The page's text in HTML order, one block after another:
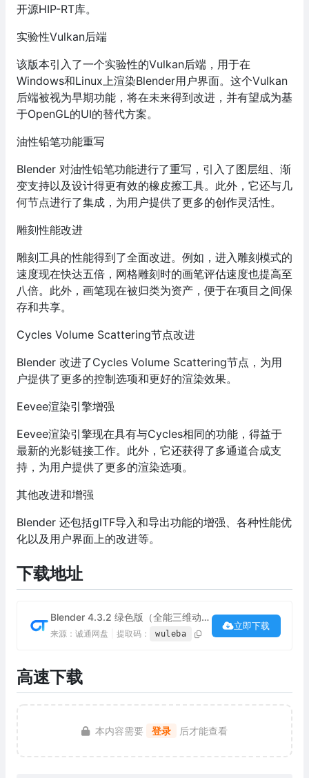
开源HIP-RT库。
实验性Vulkan后端
该版本引入了一个实验性的Vulkan后端，用于在
Windows和Linux上渲染Blender用户界面。这个Vulkan
后端被视为早期功能，将在未来得到改进，并有望成为基
于OpenGL的UI的替代方案。
油性铅笔功能重写
Blender 对油性铅笔功能进行了重写，引入了图层组、渐
变支持以及设计得更有效的橡皮擦工具。此外，它还与几
何节点进行了集成，为用户提供了更多的创作灵活性。
雕刻性能改进
雕刻工具的性能得到了全面改进。例如，进入雕刻模式的
速度现在快达五倍，网格雕刻时的画笔评估速度也提高至
八倍。此外，画笔现在被归类为资产，便于在项目之间保
存和共享。
Cycles Volume Scattering节点改进
Blender 改进了Cycles Volume Scattering节点，为用
户提供了更多的控制选项和更好的渲染效果。
Eevee渲染引擎增强
Eevee渲染引擎现在具有与Cycles相同的功能，得益于
最新的光影链接工作。此外，它还获得了多通道合成支
持，为用户提供了更多的渲染选项。
其他改进和增强
Blender 还包括glTF导入和导出功能的增强、各种性能优
化以及用户界面上的改进等。
下载地址
Blender 4.3.2 绿色版（全能三维动画制作软件）下载
来源：诚通网盘 提取码： wuleba
立即下载
高速下载
本内容需要 登录 后才能查看